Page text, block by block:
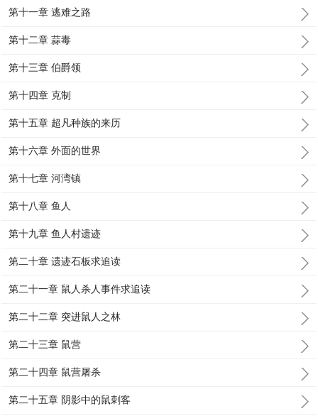
第十一章 逃难之路
第十二章 蒜毒
第十三章 伯爵领
第十四章 克制
第十五章 超凡种族的来历
第十六章 外面的世界
第十七章 河湾镇
第十八章 鱼人
第十九章 鱼人村遗迹
第二十章 遗迹石板求追读
第二十一章 鼠人杀人事件求追读
第二十二章 突进鼠人之林
第二十三章 鼠营
第二十四章 鼠营屠杀
第二十五章 阴影中的鼠刺客